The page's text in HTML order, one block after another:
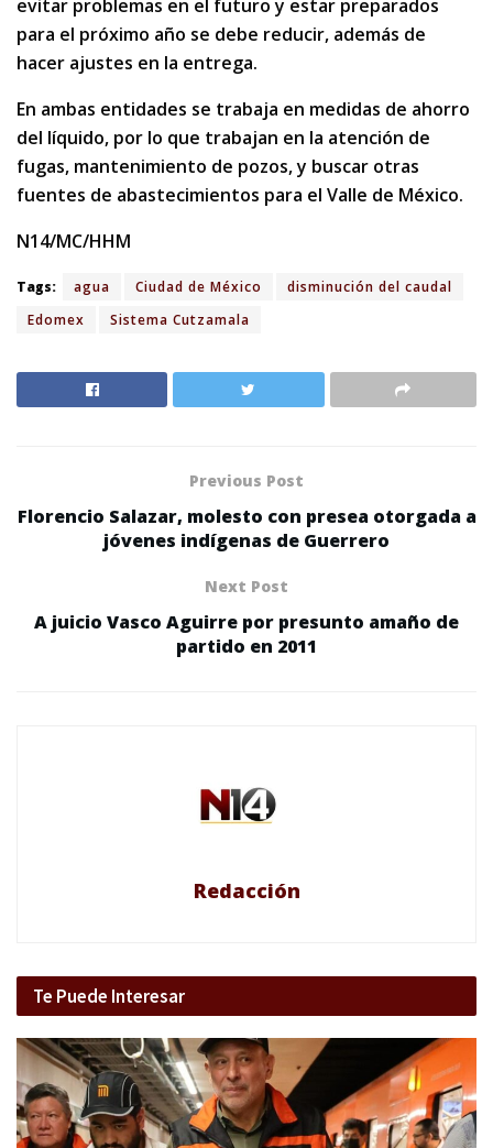
evitar problemas en el futuro y estar preparados
para el próximo año se debe reducir, además de
hacer ajustes en la entrega.
En ambas entidades se trabaja en medidas de ahorro
del líquido, por lo que trabajan en la atención de
fugas, mantenimiento de pozos, y buscar otras
fuentes de abastecimientos para el Valle de México.
N14/MC/HHM
Tags: agua Ciudad de México
disminución del caudal
Edomex
Sistema Cutzamala
Previous Post
Florencio Salazar, molesto con presea otorgada a
jóvenes indígenas de Guerrero
Next Post
A juicio Vasco Aguirre por presunto amaño de
partido en 2011
Redacción
Te Puede Interesar